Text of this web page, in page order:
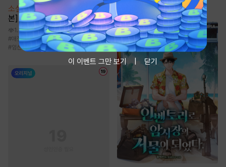
소설 [BL] 소문난 오메가 [단행
본]
1.4만
#애절물 #능욕공 #나이차이 #할리킹
#임신수
#
이 이벤트 그만 보기 닫기